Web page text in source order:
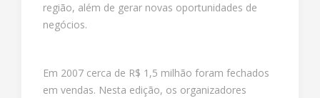
região, além de gerar novas oportunidades de
negócios.
Em 2007 cerca de R$ 1,5 milhão foram fechados
em vendas. Nesta edição, os organizadores